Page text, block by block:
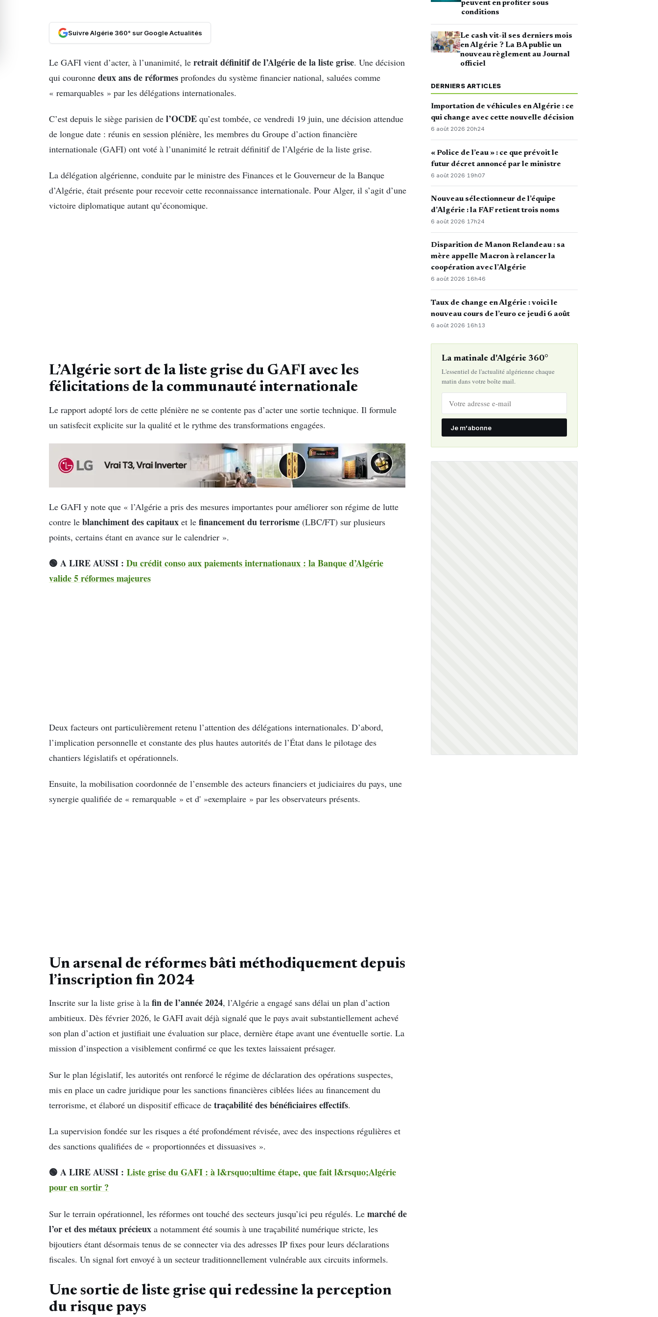
Suivre Algérie 360° sur Google Actualités
Le GAFI vient d’acter, à l’unanimité, le retrait définitif de l’Algérie de la liste grise. Une décision
qui couronne deux ansde réformes profondes du système financier national, saluées comme
« remarquables » par les délégations internationales.
C’est depuis le siège parisien de l’OCDE qu’est tombée, ce vendredi 19 juin, une décision attendue
de longue date : réunis en session plénière, les membres du Groupe d’action financière
internationale (GAFI) ont voté à l’unanimité le retrait définitif de l’Algérie de la liste grise.
La délégation algérienne, conduite par le ministre des Finances et le Gouverneur de la Banque
d’Algérie, était présente pour recevoir cette reconnaissance internationale. Pour Alger, il s’agit d’une
victoire diplomatique autant qu’économique.
L’Algérie sort de la liste grise du GAFI avec les
félicitations de la communauté internationale
Le rapport adopté lors de cette plénière ne se contente pas d’acter une sortie technique. Il formule
un satisfecit explicite sur la qualité et le rythme des transformations engagées.
Le GAFI y note que « l’Algérie a pris des mesures importantes pour améliorer son régime de lutte
contre le blanchiment des capitaux et le financement du terrorisme (LBC/FT) sur plusieurs
points, certains étant en avance sur le calendrier ».
🟢 A LIRE AUSSI : Du crédit conso aux paiements internationaux : la Banque d’Algérie
valide 5 réformes majeures
Deux facteurs ont particulièrement retenu l’attention des délégations internationales. D’abord,
l’implication personnelle et constante des plus hautes autorités de l’État dans le pilotage des
chantiers législatifs et opérationnels.
Ensuite, la mobilisation coordonnée de l’ensemble des acteurs financiers et judiciaires du pays, une
synergie qualifiée de « remarquable » et d' »exemplaire » par les observateurs présents.
Un arsenal de réformes bâti méthodiquement depuis
l’inscription fin 2024
Inscrite sur la liste grise à la fin de l’année 2024, l’Algérie a engagé sans délai un plan d’action
ambitieux. Dès février 2026, le GAFI avait déjà signalé que le pays avait substantiellement achevé
son plan d’action et justifiait une évaluation sur place, dernière étape avant une éventuelle sortie. La
mission d’inspection a visiblement confirmé ce que les textes laissaient présager.
Sur le plan législatif, les autorités ont renforcé le régime de déclaration des opérations suspectes,
mis en place un cadre juridique pour les sanctions financières ciblées liées au financement du
terrorisme, et élaboré un dispositif efficace de traçabilité des bénéficiaires effectifs.
La supervision fondée sur les risques a été profondément révisée, avec des inspections régulières et
des sanctions qualifiées de « proportionnées et dissuasives ».
🟢 A LIRE AUSSI : Liste grise du GAFI : à l&rsquo;ultime étape, que fait l&rsquo;Algérie
pour en sortir ?
Sur le terrain opérationnel, les réformes ont touché des secteurs jusqu’ici peu régulés. Le marché de
l’or et des métaux précieux a notamment été soumis à une traçabilité numérique stricte, les
bijoutiers étant désormais tenus de se connecter via des adresses IP fixes pour leurs déclarations
fiscales. Un signal fort envoyé à un secteur traditionnellement vulnérable aux circuits informels.
Une sortie de liste grise qui redessine la perception
du risque pays
peuvent en profiter sous
conditions
Le cash vit-il ses derniers mois
en Algérie ? La BA publie un
nouveau règlement au Journal
officiel
DERNIERS ARTICLES
Importation de véhicules en Algérie : ce
qui change avec cette nouvelle décision
6 août 2026·20h24
« Police de l’eau » : ce que prévoit le
futur décret annoncé par le ministre
6 août 2026· 19h07
Nouveau sélectionneur de l’équipe
d’Algérie : la FAF retient trois noms
6 août 2026·17h24
Disparition de Manon Relandeau : sa
mère appelle Macron à relancer la
coopération avec l’Algérie
6 août 2026·16h46
Taux de change en Algérie : voici le
nouveau cours de l’euro ce jeudi 6 août
6 août 2026· 16h13
La matinale d'Algérie 360°
L'essentiel de l'actualité algérienne chaque
matin dans votre boîte mail.
Je m'abonne